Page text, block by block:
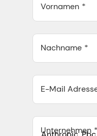
Vornamen
Nachname
E-Mail
Unternehmen